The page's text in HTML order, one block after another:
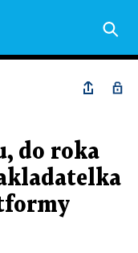
do roka